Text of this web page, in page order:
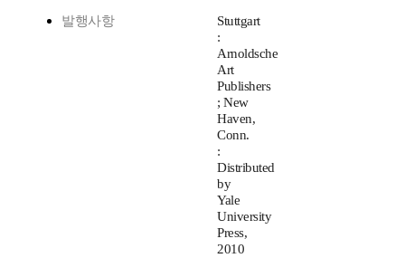
발행사항
Stuttgart
:
Arnoldsche
Art
Publishers
; New
Haven,
Conn.
:
Distributed
by
Yale
University
Press,
2010